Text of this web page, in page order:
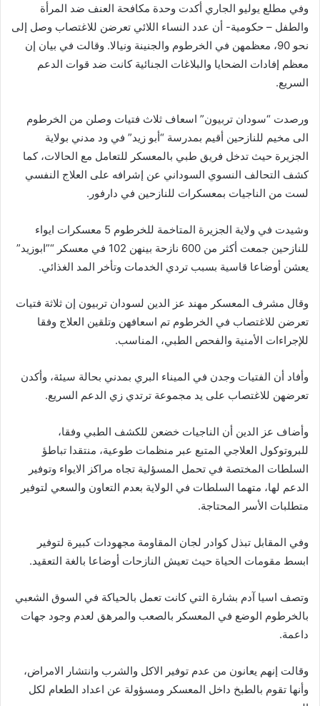
وفي مطلع يوليو الجاري أكدت وحدة مكافحة العنف ضد المرأة
والطفل – حكومية- أن عدد النساء اللائي تعرضن للاغتصاب وصل إلى
نحو 90، معظمهن في الخرطوم والجنينة ونيالا. وقالت في بيان إن
معظم إفادات الضحايا والبلاغات الجنائية كانت ضد قوات الدعم
السريع.
ورصدت “سودان تربيون” اسعاف ثلاث فتيات وصلن من الخرطوم
الى مخيم للنازحين أقيم بمدرسة “أبو زيد” في ود مدني بولاية
الجزيرة حيث تدخل فريق طبي بالمعسكر للتعامل مع الحالات، كما
كشف التحالف النسوي السوداني عن إشرافه على العلاج النفسي
لست من الناجيات بمعسكرات للنازحين في دارفور.
وشيدت في ولاية الجزيرة المتاخمة للخرطوم 5 معسكرات ايواء
للنازحين جمعت أكثر من 600 نازحة بينهن 102 في معسكر “”ابوزيد”
يعشن أوضاعا قاسية بسبب تردي الخدمات وتأخر المد الغذائي.
وقال مشرف المعسكر مهند عز الدين لسودان تربيون إن ثلاثة فتيات
تعرضن للاغتصاب في الخرطوم تم اسعافهن وتلقين العلاج وفقا
للإجراءات الأمنية والفحص الطبي، المناسب.
وأفاد أن الفتيات وجدن في الميناء البري بمدني بحالة سيئة، وأكدن
تعرضهن للاغتصاب على يد مجموعة ترتدي زي الدعم السريع.
وأضاف عز الدين أن الناجيات خضعن للكشف الطبي وفقا،
للبروتوكول العلاجي المتبع عبر منظمات طوعية، منتقدا تباطؤ
السلطات المختصة في تحمل المسؤلية تجاه مراكز الايواء وتوفير
الدعم لها، متهما السلطات في الولاية بعدم التعاون والسعي لتوفير
متطلبات الأسر المحتاجة.
وفي المقابل تبذل كوادر لجان المقاومة مجهودات كبيرة لتوفير
ابسط مقومات الحياة حيث تعيش النازحات أوضاعا بالغة التعقيد.
وتصف اسيا آدم بشارة التي كانت تعمل بالحياكة في السوق الشعبي
بالخرطوم الوضع في المعسكر بالصعب والمرهق لعدم وجود جهات
داعمة.
وقالت إنهم يعانون من عدم توفير الاكل والشرب وانتشار الامراض،
وأنها تقوم بالطبخ داخل المعسكر ومسؤولة عن اعداد الطعام لكل